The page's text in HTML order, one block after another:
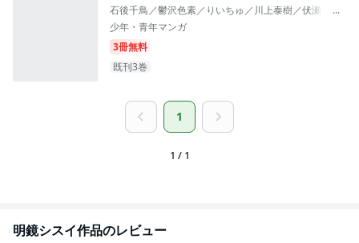
石後千鳥／鬱沢色素／りいちゅ／川上泰樹／伏瀬／みっ
...
少年・青年マンガ
3冊無料
既刊3巻
1
1 / 1
明鏡シスイ作品のレビュー